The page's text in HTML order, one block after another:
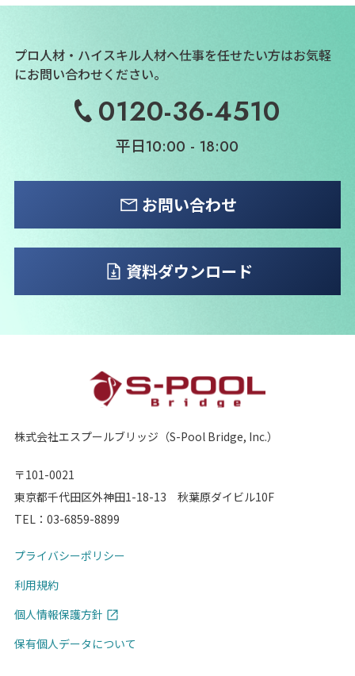
プロ人材・ハイスキル人材へ仕事を任せたい方はお気軽
にお問い合わせください。
0120-36-4510
平日10:00 - 18:00
お問い合わせ
資料ダウンロード
株式会社エスプールブリッジ（S-Pool Bridge, Inc.）
〒101-0021
東京都千代田区外神田1-18-13 秋葉原ダイビル10F
TEL： 03-6859-8899
プライバシーポリシー
利用規約
個人情報保護方針
保有個人データについて